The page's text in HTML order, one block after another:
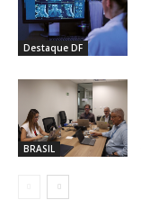
Destaque DF
BRASIL